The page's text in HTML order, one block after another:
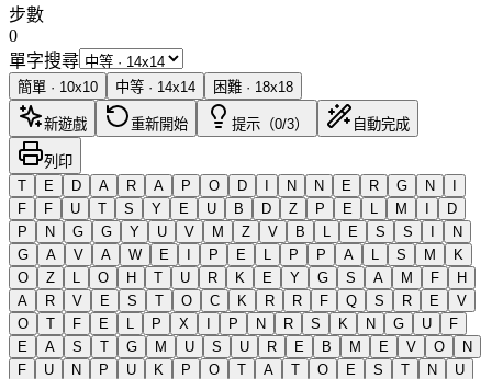
步數
0
單字搜尋
簡單 · 10x10 中等 · 14x14 困難 · 18x18
新遊戲 重新開始 提示（0/3） 自動完成
列印
T
E D A R A P O D I N N E R G N
I
F
F U T S Y E U B D Z P E L M I
D
P
N G G Y U V M Z V B L E S S I
N
G
A V A W E I P E L P P A L S M
K
O
Z L O H T U R K E Y G S A M F
H
A
R V E S T O C K R R F Q S R E
V
O
T F E L P X I P N R S K N G U
F
E
A S T G M U S U R E B M E V O
N
F
U N P U K P O T A T O E S T N
U